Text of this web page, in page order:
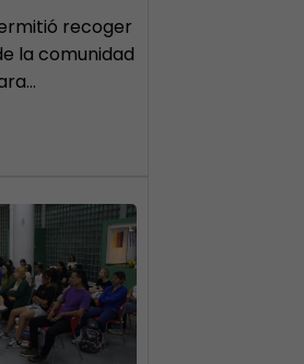
recoger
la comunidad